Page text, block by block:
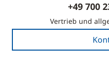
+49 700
Vertrieb und